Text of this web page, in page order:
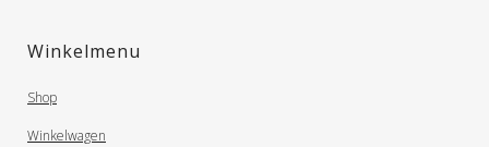
Winkelmenu
Shop
Winkelwagen